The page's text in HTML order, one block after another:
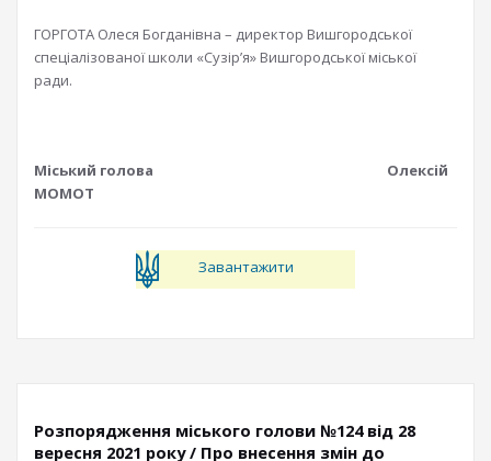
ГОРГОТА Олеся Богданівна – директор Вишгородської
спеціалізованої школи «Сузір’я» Вишгородської міської
ради.
Міський голова Олексій
МОМОТ
Завантажити
Розпорядження міського голови №124 від 28
вересня 2021 року / Про внесення змін до